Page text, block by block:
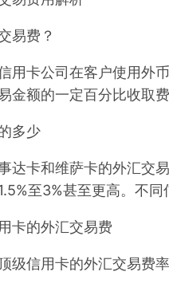
费？
卡公司在客户使用外币
金额的一定百分比收取
多少
卡和维萨卡的外汇交易
至3%甚至更高。不
的外汇交易费
信用卡的外汇交易费率